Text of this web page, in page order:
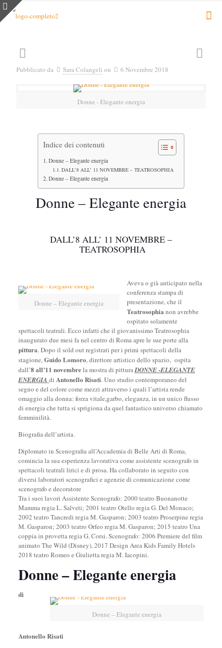
Pubblicato da Sara Colangeli on 6 Novembre 2018
Donne - Elegante energia
Indice dei contenuti
Donne – Elegante energia
DALL’8 ALL’ 11 NOVEMBRE – TEATROSOPHIA
Donne – Elegante energia
Donne – Elegante energia
DALL’8 ALL’ 11 NOVEMBRE –
TEATROSOPHIA
Donne – Elegante energia
Aveva o già anticipato nella
conferenza stampa di
presentazione, che il
Teatrosophia non avrebbe
ospitato solamente
spettacoli teatrali. Ecco infatti che il giovanissimo Teatrosophia
inaugurato due mesi fa nel centro di Roma apre le sue porte alla
pittura. Dopo il sold out registrati per i primi spettacoli della
stagione,Guido Lomoro, direttore artistico dello spazio, ospita
dall’8 all’11 novembrela mostra di pitturaDONNE -ELEGANTE
ENERGIA di Antonello Risati. Uno studio contemporaneo del
segno e del colore come mezzi attraverso i quali l’artista rende
omaggio alla donna: forza vitale,garbo, eleganza, in un unico flusso
di energia che tutta si sprigiona da quel fantastico universo chiamato
femminilità.
Biografia dell’artista.
Diplomato in Scenografia all’Accademia di Belle Arti di Roma,
comincia la sua esperienza lavorativa come assistente scenografo in
spettacoli teatrali lirici e di prosa. Ha collaborato in seguito con
diversi laboratori scenografici e agenzie di comunicazione come
scenografo e decoratore
Tra i suoi lavori Assistente Scenografo: 2000 teatro Buonanotte
Mamma regia L. Salveti; 2001 teatro Otello regia G. Del Monaco;
2002 teatro Tancredi regia M. Gasparon; 2003 teatro Proserpine regia
M. Gasparon; 2003 teatro Orfeo regia M. Gasparon; 2015 teatro Una
coppia in provetta regia G. Corsi. Scenografo: 2006 Premiere del film
animato The Wild (Disney), 2017 Design Area Kids Family Hotels
2018 teatro Romeo e Giulietta regia M. Iacopini.
Donne – Elegante energia
Donne – Elegante energia
di
Antonello Risati